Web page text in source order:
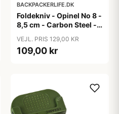
BACKPACKERLIFE.DK
Foldekniv - Opinel No 8 -
8,5 cm - Carbon Steel -
VEJL. PRIS 129,00 KR
109,00 kr